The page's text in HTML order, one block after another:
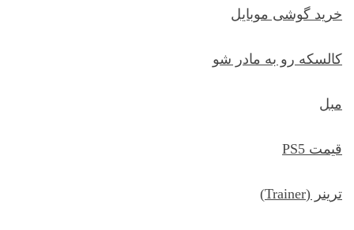
خرید گوشی موبایل
کالسکه رو به مادر شو
مبل
قیمت PS5
ترينر (Trainer)